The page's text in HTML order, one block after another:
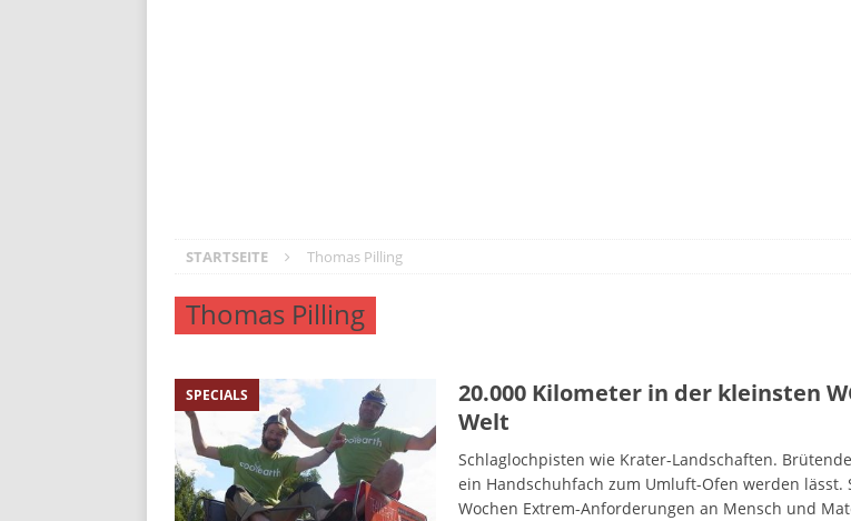
STARTSEITE Thomas Pilling
Thomas Pilling
SPECIALS
20.000 Kilometer in der kleinsten
Welt
Schlaglochpisten wie Krater-Landschaften.
ein Handschuhfach zum Umluft-Ofen werden lässt.
Wochen Extrem-Anforderungen an Mensch und